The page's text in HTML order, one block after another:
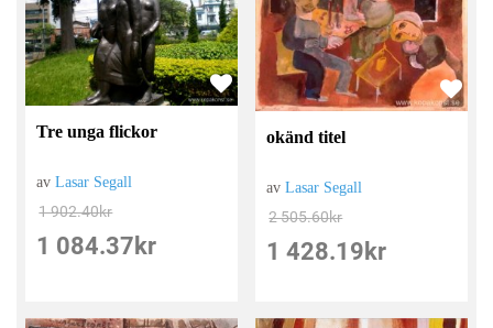
Tre unga flickor
avLasar Segall
1 902.40kr
1 084.37 kr
okänd titel
avLasar Segall
2 505.60kr
1 428.19 kr